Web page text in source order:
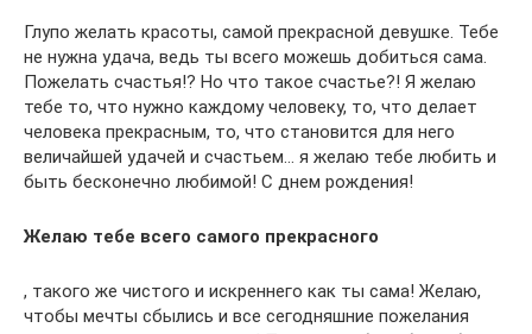
Глупо желать красоты, самой прекрасной девушке. Тебе
не нужна удача, ведь ты всего можешь добиться сама.
Пожелать счастья!? Но что такое счастье?! Я желаю
тебе то, что нужно каждому человеку, то, что делает
человека прекрасным, то, что становится для него
величайшей удачей и счастьем… я желаю тебе любить и
быть бесконечно любимой! С днем рождения!
Желаю тебе всего самого прекрасного
, такого же чистого и искреннего как ты сама! Желаю,
чтобы мечты сбылись и все сегодняшние пожелания